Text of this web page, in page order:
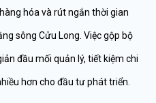
hóa và rút ngắn thời gian
sông Cửu Long. Việc gộp bộ
đầu mối quản lý, tiết kiệm chi
hơn cho đầu tư phát triển.